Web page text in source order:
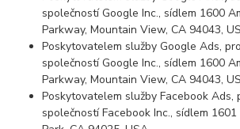
společností Google Inc., sídlem 1600
Parkway, Mountain View, CA 94043,
Poskytovatelem služby Google Ads,
společností Google Inc., sídlem 1600
Parkway, Mountain View, CA 94043,
Poskytovatelem služby Facebook Ads,
společností Facebook Inc., sídlem